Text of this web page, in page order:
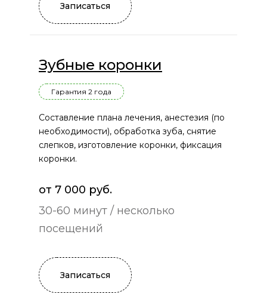
Записаться
Зубные коронки
Гарантия 2 года
Составление плана лечения, анестезия (по
необходимости), обработка зуба, снятие
слепков, изготовление коронки, фиксация
коронки.
от 7 000 руб.
30-60 минут / несколько
посещений
Записаться